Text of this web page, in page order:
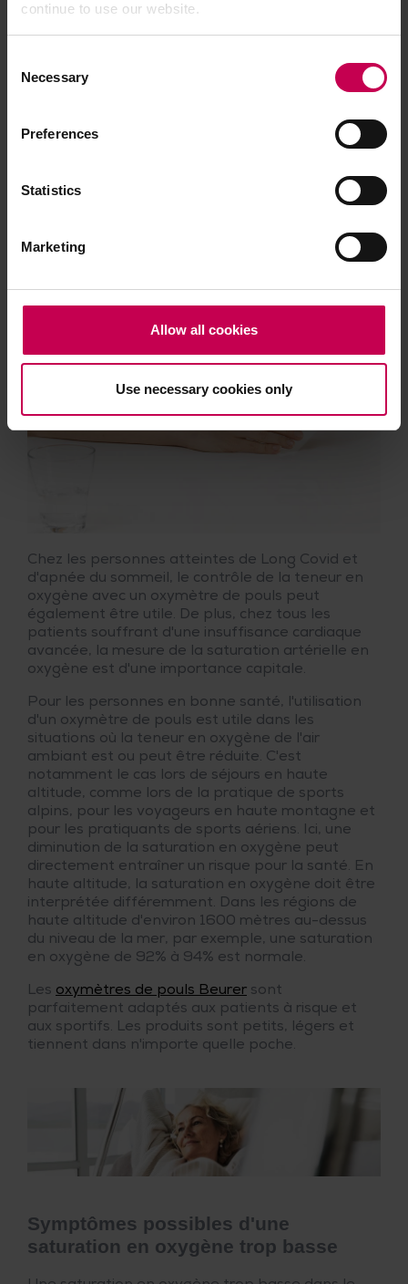
continue to use our website.
Selection
Necessary
Preferences
Statistics
Marketing
Allow all cookies
Use necessary cookies only
Chez les personnes atteintes de Long Covid et
d'apnée du sommeil, le contrôle de la teneur en
oxygène avec un oxymètre de pouls peut
également être utile. De plus, chez tous les
patients souffrant d'une insuffisance cardiaque
avancée, la mesure de la saturation artérielle en
oxygène est d'une importance capitale.
Pour les personnes en bonne santé, l'utilisation
d'un oxymètre de pouls est utile dans les
situations où la teneur en oxygène de l'air
ambiant est ou peut être réduite. C'est
notamment le cas lors de séjours en haute
altitude, comme lors de la pratique de sports
alpins, pour les voyageurs en haute montagne et
pour les pratiquants de sports aériens. Ici, une
diminution de la saturation en oxygène peut
directement entraîner un risque pour la santé. En
haute altitude, la saturation en oxygène doit être
interprétée différemment. Dans les régions de
haute altitude d'environ 1600 mètres au-dessus
du niveau de la mer, par exemple, une saturation
en oxygène de 92% à 94% est normale.
Les oxymètres de pouls Beurer sont
parfaitement adaptés aux patients à risque et
aux sportifs. Les produits sont petits, légers et
tiennent dans n'importe quelle poche.
Symptômes possibles d'une
saturation en oxygène trop basse